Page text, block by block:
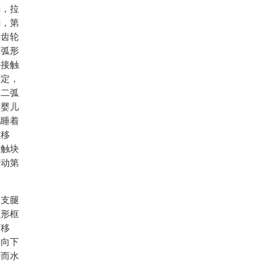
拉
第
轮
形
触
，
弧
儿
着
块
第
腿
框
下
水